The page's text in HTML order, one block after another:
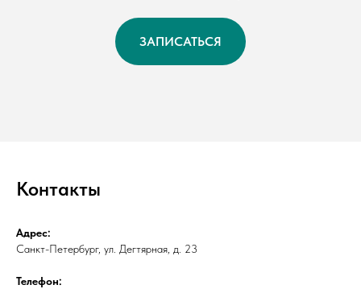
ЗАПИСАТЬСЯ
Контакты
Адрес:
Санкт-Петербург, ул. Дегтярная, д. 23
Телефон: